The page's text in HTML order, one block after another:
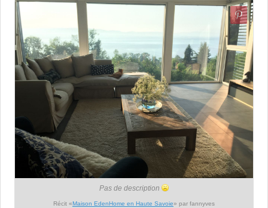
Pas de description
Récit «Maison EdenHome en Haute Savoie» par fannyves